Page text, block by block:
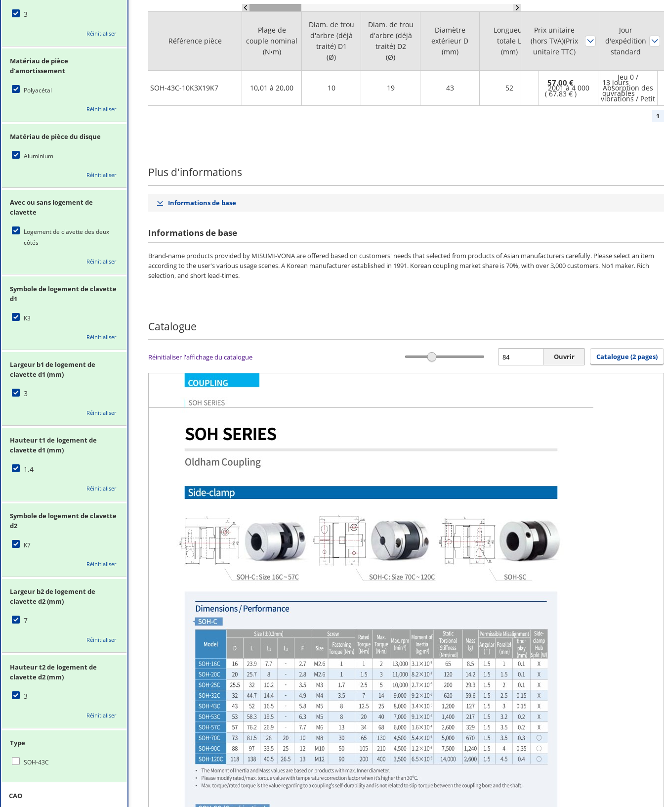
3
Réinitialiser
Matériau de pièce
d'amortissement
Polyacétal
Réinitialiser
Matériau de pièce du disque
Aluminium
Réinitialiser
Avec ou sans logement de
clavette
Logement de clavette des deux
côtés
Réinitialiser
Symbole de logement de clavette
d1
K3
Réinitialiser
Largeur b1 de logement de
clavette d1 (mm)
3
Réinitialiser
Hauteur t1 de logement de
clavette d1 (mm)
1.4
Réinitialiser
Symbole de logement de clavette
d2
K7
Réinitialiser
Largeur b2 de logement de
clavette d2 (mm)
7
Réinitialiser
Hauteur t2 de logement de
clavette d2 (mm)
3
Réinitialiser
Type
SOH-43C
CAO
Référence pièce
SOH-43C-10K3X19K7
Plage de
couple nominal
(N•m)
Diam. de trou
d'arbre (déjà
traité) D1
(Ø)
Diam. de trou
d'arbre (déjà
traité) D2
(Ø)
Diamètre
extérieur D
(mm)
Longueur
totale L
(mm)
vitesse de
rotation
(tr/min)
Caractéristique
10,01 à 20,00 10 19 43 52 2001 à 4 000
Jeu 0 /
Absorption des
vibrations / Petit
Prix unitaire
(hors TVA)(Prix
unitaire TTC)
Jour
d'expédition
standard
57.00 €
( 67.83 € )
13 jours
ouvrables
1
Plus d'informations
Informations de base
Informations de base
Brand-name products provided by MISUMI-VONA are offered based on customers' needs that selected from products of Asian manufacturers carefully. Please select an item
according to the user's various usage scenes. A Korean manufacturer established in 1991. Korean coupling market share is 70%, with over 3,000 customers. No1 maker. Rich
selection, and short lead-times.
Catalogue
Réinitialiser l'affichage du catalogue Ouvrir Catalogue (2 pages)